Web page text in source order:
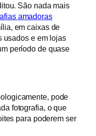
São nada mais
amadoras
em caixas de
usados e em lojas
período de quase
pode
fotografia, o que
para poderem ser